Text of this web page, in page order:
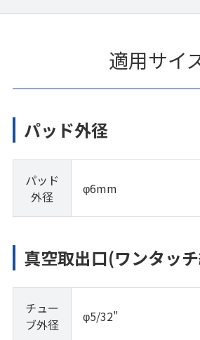
適用サイ
パッド外径
パッド
外径
φ6mm
真空取出口(ワンタッ
チュー
ブ外径
φ5/32"